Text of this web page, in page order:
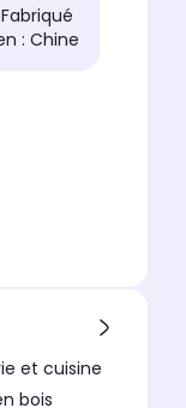
Fabriqué
: Chine
et cuisine